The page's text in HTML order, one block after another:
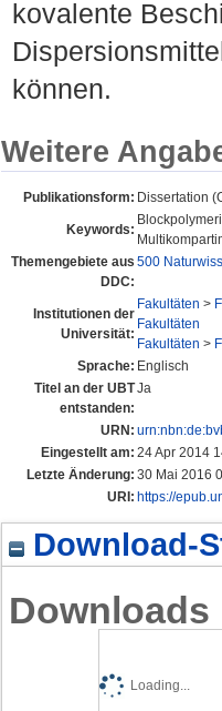
kovalente
können.
Weitere
Publikationsform: Dissertation
Keywords:
Themengebiete aus
DDC:
500
Institutionen der
Universität:
Fakultäten >
Fakultäten
Fakultäten >
Sprache: Englisch
Titel an der UBT
entstanden:
Ja
URN:
Eingestellt am: 24 Apr 2014
Letzte Änderung: 30 Mai 2016
URI: https://
Download-
Downloads
Loading...